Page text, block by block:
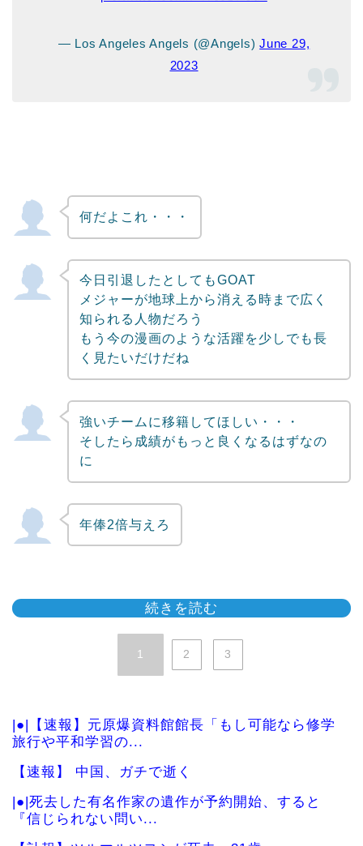
— Los Angeles Angels (@Angels)June 29,
2023
何だよこれ・・・
今日引退したとしてもGOAT
メジャーが地球上から消える時まで広く
知られる人物だろう
もう今の漫画のような活躍を少しでも長
く見たいだけだね
強いチームに移籍してほしい・・・
そしたら成績がもっと良くなるはずなの
に
年俸2倍与えろ
続きを読む
1 2 3
|●|【速報】元原爆資料館館長「もし可能なら修学
旅行や平和学習の...
【速報】 中国、ガチで逝く
|●|死去した有名作家の遺作が予約開始、すると
『信じられない問い...